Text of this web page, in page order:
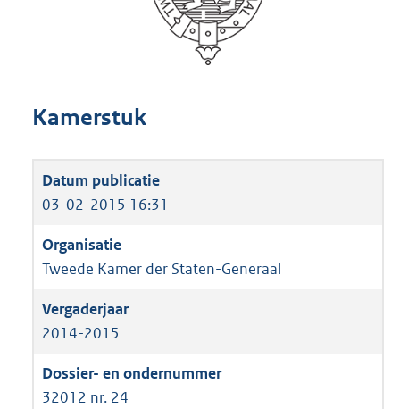
Kamerstuk
03-02-2015 16:31
Tweede Kamer der Staten-Generaal
2014-2015
32012 nr. 24